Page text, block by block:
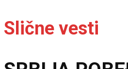
Slične vesti